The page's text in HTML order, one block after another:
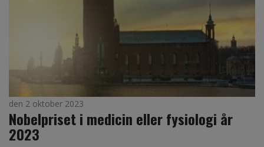
den 2 oktober 2023
Nobelpriset i medicin eller fysiologi år
2023